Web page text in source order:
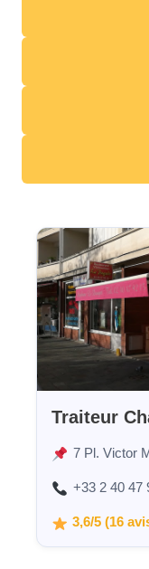
Traiteur
7 Pl. Victor
+33 2 40 47
3,6/5 (16